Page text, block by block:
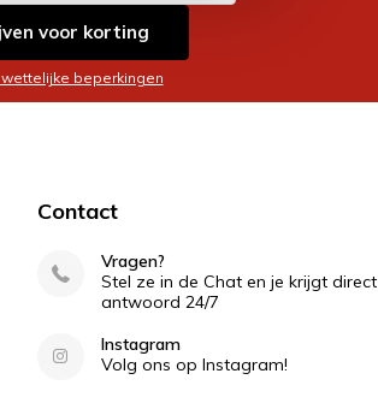
voor korting
beperkingen
Contact
Vragen?
Stel ze in de Chat en je krijgt direct
antwoord 24/7
Instagram
Volg ons op Instagram!